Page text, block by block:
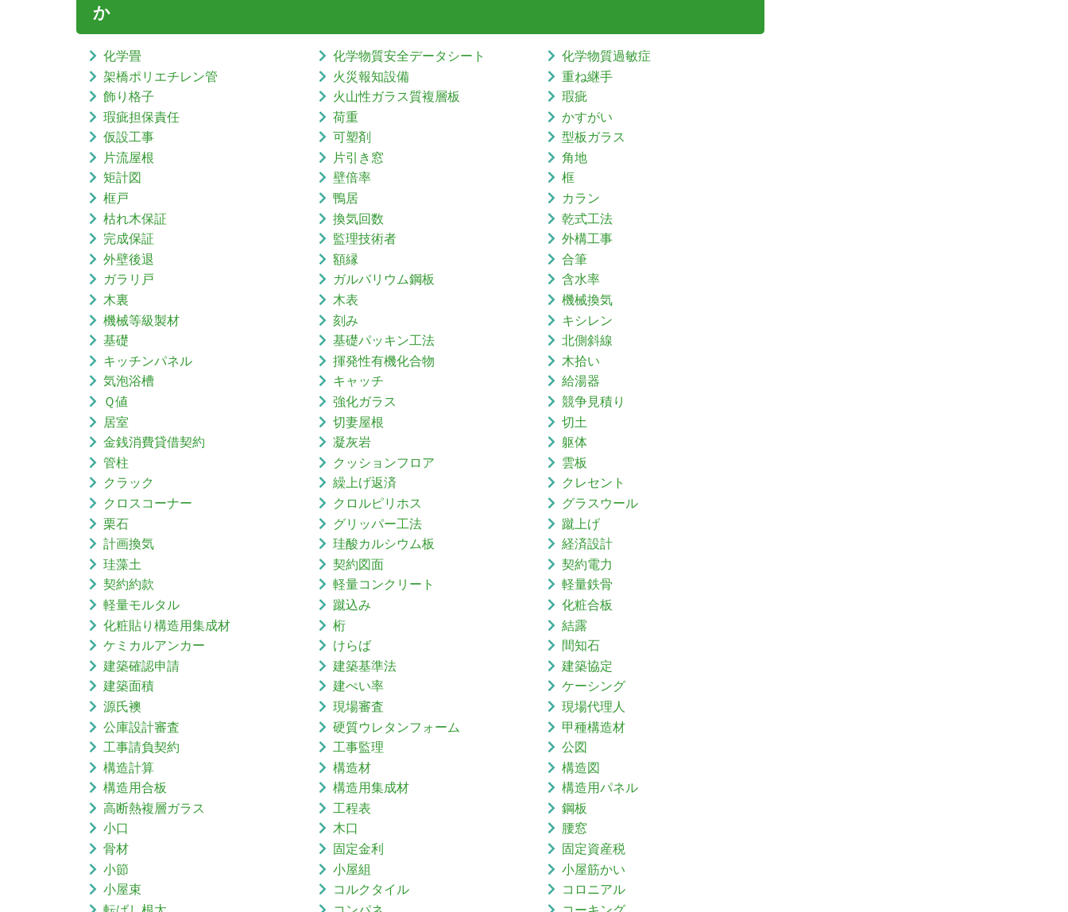
か
化学畳 化学物質安全データシート
化学物質過敏症
架橋ポリエチレン管
火災報知設備
重ね継手
飾り格子
火山性ガラス質複層板
瑕疵
瑕疵担保責任
荷重
かすがい
仮設工事
可塑剤
型板ガラス
片流屋根
片引き窓
角地
矩計図
壁倍率
框
框戸
鴨居
カラン
枯れ木保証
換気回数
乾式工法
完成保証
監理技術者
外構工事
外壁後退
額縁
合筆
ガラリ戸
ガルバリウム鋼板
含水率
木裏
木表
機械換気
機械等級製材
刻み
キシレン
基礎
基礎パッキン工法
北側斜線
キッチンパネル
揮発性有機化合物
木拾い
気泡浴槽
キャッチ
給湯器
Ｑ値
強化ガラス
競争見積り
居室
切妻屋根
切土
金銭消費貸借契約
凝灰岩
躯体
管柱
クッションフロア
雲板
クラック
繰上げ返済
クレセント
クロスコーナー
クロルピリホス
グラスウール
栗石
グリッパー工法
蹴上げ
計画換気
珪酸カルシウム板
経済設計
珪藻土
契約図面
契約電力
契約約款
軽量コンクリート
軽量鉄骨
軽量モルタル
蹴込み
化粧合板
化粧貼り構造用集成材
桁
結露
ケミカルアンカー
けらば
間知石
建築確認申請
建築基準法
建築協定
建築面積
建ぺい率
ケーシング
源氏襖
現場審査
現場代理人
公庫設計審査
硬質ウレタンフォーム
甲種構造材
工事請負契約
工事監理
公図
構造計算
構造材
構造図
構造用合板
構造用集成材
構造用パネル
高断熱複層ガラス
工程表
鋼板
小口
木口
腰窓
骨材
固定金利
固定資産税
小節
小屋組
小屋筋かい
小屋束
コルクタイル
コロニアル